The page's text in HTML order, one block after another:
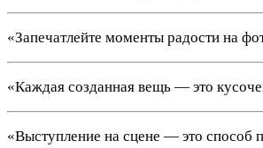
«Запечатлейте моменты радости на
«Каждая созданная вещь — это
«Выступление на сцене — это способ